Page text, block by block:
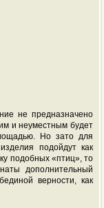
не предназначено
и неуместным будет
Но зато для
подойдут как
подобных «птиц», то
дополнительный
верности, как